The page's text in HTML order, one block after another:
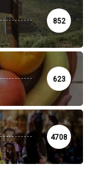
852
623
4708